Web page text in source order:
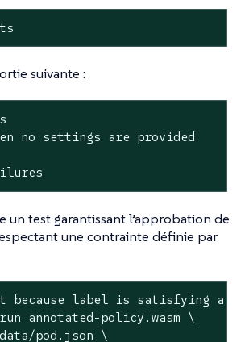
suivante :
no settings are provided
un test garantissant l’approbation de
une contrainte définie par
because label is satisfying a
annotated-policy.wasm \
pod.json \